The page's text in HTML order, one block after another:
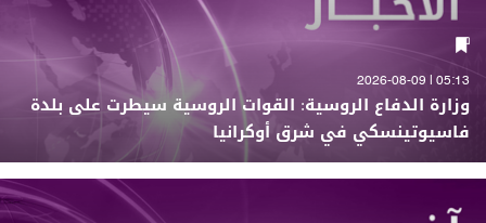
05:13 | 2026-08-09
وزارة الدفاع الروسية: القوات الروسية سيطرت على بلدة
فاسيوتينسكي في شرق أوكرانيا